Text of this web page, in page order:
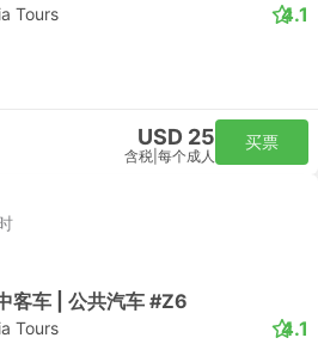
Tours 4.1
USD 25
含税 每个成人
买票
客车 | 公共汽车 #Z6
Tours 4.1